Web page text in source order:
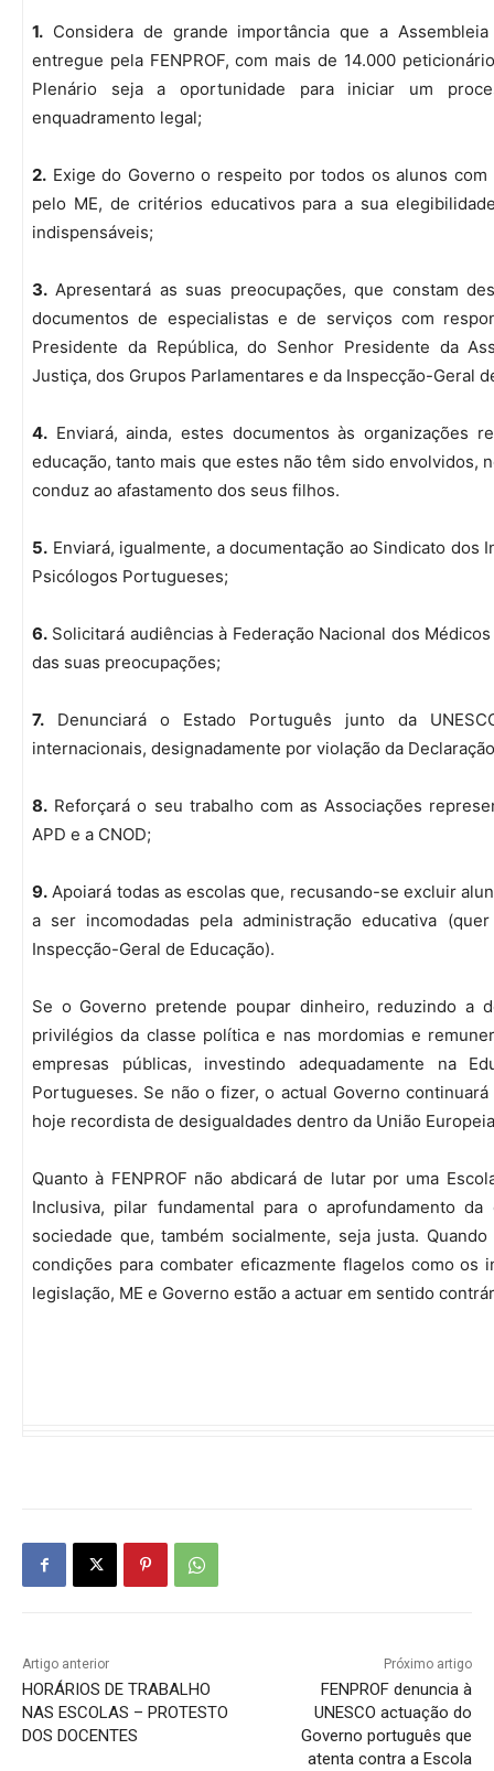
1. Considera de grande importância que a
entregue pela FENPROF, com mais de 14.000
Plenário seja a oportunidade para iniciar um
enquadramento legal;
2. Exige do Governo o respeito por todos os alunos com
pelo ME, de critérios educativos para a sua
indispensáveis;
3. Apresentará as suas preocupações, que constam
documentos de especialistas e de serviços com
Presidente da República, do Senhor Presidente da
Justiça, dos Grupos Parlamentares e da Inspecção-Geral
4. Enviará, ainda, estes documentos às organizações
educação, tanto mais que estes não têm sido envolvidos,
conduz ao afastamento dos seus filhos.
5. Enviará, igualmente, a documentação ao Sindicato dos
Psicólogos Portugueses;
6. Solicitará audiências à Federação Nacional dos
das suas preocupações;
7. Denunciará o Estado Português junto da
internacionais, designadamente por violação da
8. Reforçará o seu trabalho com as Associações
APD e a CNOD;
9. Apoiará todas as escolas que, recusando-se excluir
a ser incomodadas pela administração educativa
Inspecção-Geral de Educação).
Se o Governo pretende poupar dinheiro, reduzindo a
privilégios da classe política e nas mordomias e
empresas públicas, investindo adequadamente na
Portugueses. Se não o fizer, o actual Governo
hoje recordista de desigualdades dentro da União
Quanto à FENPROF não abdicará de lutar por uma
Inclusiva, pilar fundamental para o aprofundamento
sociedade que, também socialmente, seja justa.
condições para combater eficazmente flagelos como os
legislação, ME e Governo estão a actuar em sentido
Artigo anterior
HORÁRIOS DE TRABALHO
NAS ESCOLAS – PROTESTO
DOS DOCENTES
Próximo artigo
FENPROF denuncia à
UNESCO actuação do
Governo português que
atenta contra a Escola